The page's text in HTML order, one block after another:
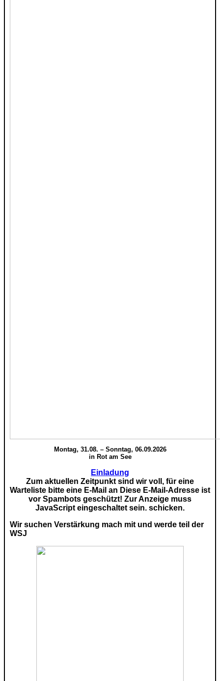
Montag, 31.08. – Sonntag, 06.09.2026
in Rot am See
Einladung
Zum aktuellen Zeitpunkt sind wir voll, für eine
Warteliste bitte eine E-Mail an Diese E-Mail-Adresse ist
vor Spambots geschützt! Zur Anzeige muss
JavaScript eingeschaltet sein. schicken.
Wir suchen Verstärkung mach mit und werde teil der
WSJ